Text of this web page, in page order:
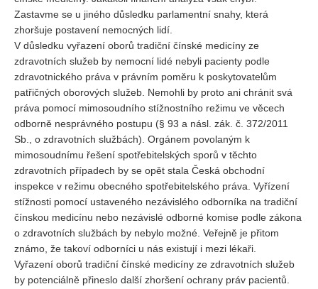
Zastavme se u jiného důsledku parlamentní snahy, která
zhoršuje postavení nemocných lidí.
V důsledku vyřazení oborů tradiční čínské medicíny ze
zdravotních služeb by nemocní lidé nebyli pacienty podle
zdravotnického práva v právním poměru k poskytovatelům
patřičných oborových služeb. Nemohli by proto ani chránit svá
práva pomocí mimosoudního stížnostního režimu ve věcech
odborně nesprávného postupu (§ 93 a násl. zák. č. 372/2011
Sb., o zdravotních službách). Orgánem povolaným k
mimosoudnímu řešení spotřebitelských sporů v těchto
zdravotních případech by se opět stala Česká obchodní
inspekce v režimu obecného spotřebitelského práva. Vyřízení
stížnosti pomocí ustaveného nezávislého odborníka na tradiční
čínskou medicínu nebo nezávislé odborné komise podle zákona
o zdravotních službách by nebylo možné. Veřejně je přitom
známo, že takoví odborníci u nás existují i mezi lékaři.
Vyřazení oborů tradiční čínské medicíny ze zdravotních služeb
by potenciálně přineslo další zhoršení ochrany práv pacientů.